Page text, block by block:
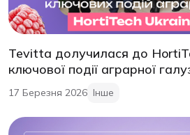
Tevitta долучилася до
ключової події аграрної
17 Березня 2026 Інше